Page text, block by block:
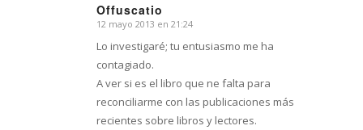
Offuscatio
Dice:
12 mayo 2013 en 21:24
Lo investigaré; tu entusiasmo me ha
contagiado.
A ver si es el libro que ne falta para
reconciliarme con las publicaciones más
recientes sobre libros y lectores.